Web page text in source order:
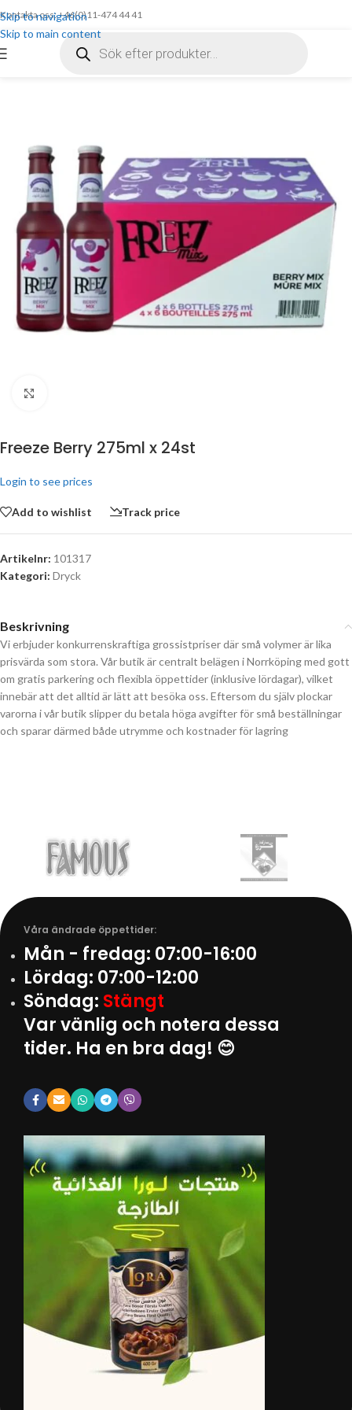
Skip to navigation
Skip to main content
Kontakta oss: +46(0)11-474 44 41
Freeze Berry 275ml x 24st
Login to see prices
Add to wishlist Track price
Artikelnr: 101317
Kategori: Dryck
Beskrivning
Vi erbjuder konkurrenskraftiga grossistpriser där små volymer är lika
prisvärda som stora. Vår butik är centralt belägen i Norrköping med gott
om gratis parkering och flexibla öppettider (inklusive lördagar), vilket
innebär att det alltid är lätt att besöka oss. Eftersom du själv plockar
varorna i vår butik slipper du betala höga avgifter för små beställningar
och sparar därmed både utrymme och kostnader för lagring
Våra ändrade öppettider:
Mån - fredag: 07:00-16:00
Lördag: 07:00-12:00
Söndag: Stängt
Var vänlig och notera dessa
tider. Ha en bra dag! 😊